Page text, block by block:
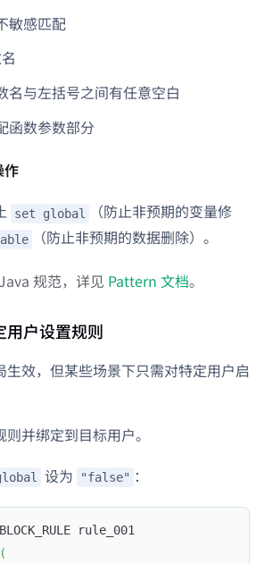
敏感匹配
名与左括号之间有任意空白
函数参数部分
作
set global
（防止非预期的变量修
（防止非预期的数据删除）。
规范，详见 Pattern 文档。
用户设置规则
生效，但某些场景下只需对特定用户启
并绑定到目标用户。
设为 "false" ：
rule_001
(